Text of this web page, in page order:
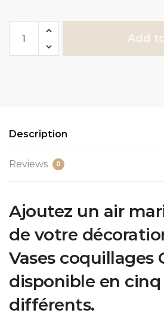
Vase
Add
Description
Reviews 0
Ajoutez un air
de votre
Vases coquillages
disponible en
différents.